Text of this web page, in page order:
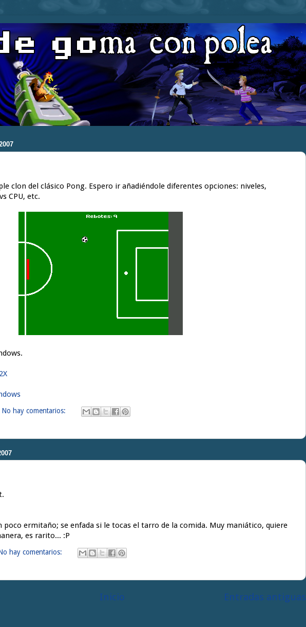
clon del clásico Pong. Espero ir añadiéndole diferentes opciones: niveles,
CPU, etc.
No hay comentarios:
poco ermitaño; se enfada si le tocas el tarro de la comida. Muy maniático, quiere
es rarito... :P
hay comentarios:
Entradas antiguas
Inicio